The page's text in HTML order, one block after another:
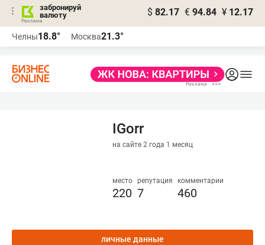
забронируй
валюту
$ 82.17 € 94.84 ¥ 12.17
Челны18.8° Москва21.3°
IGorr
на сайте 2 года 1 месяц
место
220
репутация
7
комментарии
460
личные данные